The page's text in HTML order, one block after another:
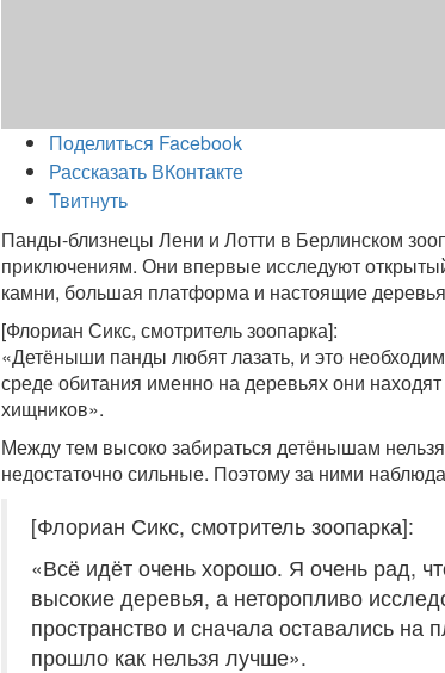
Поделиться Facebook
Рассказать ВКонтакте
Твитнуть
Панды-близнецы Лени и Лотти в Берлинском
приключениям. Они впервые исследуют
камни, большая платформа и настоящие
[Флориан Сикс, смотритель зоопарка]:
«Детёныши панды любят лазать, и это
среде обитания именно на деревьях они
хищников».
Между тем высоко забираться детёнышам
недостаточно сильные. Поэтому за ними
[Флориан Сикс, смотритель зоопарка]:
«Всё идёт очень хорошо. Я очень рад,
высокие деревья, а неторопливо
пространство и сначала оставались на
прошло как нельзя лучше».